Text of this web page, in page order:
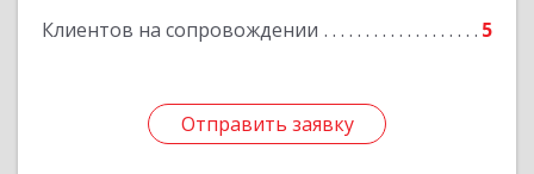
Клиентов на сопровождении 5
Отправить заявку
Отправить заявку